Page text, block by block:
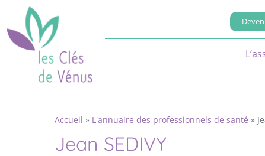
Accueil » L'annuaire des professionnels de santé »
Jean SEDIVY